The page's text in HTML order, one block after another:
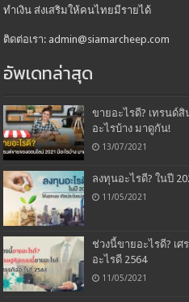
ทำเงิน ส่งเสริมให้คนไทยมีรายได้
ติดต่อเรา: admin@siamarcheep.com
อัพเดทล่าสุด
ขายอะไรดี? เทรนด์
อะไรบ้าง มาดูกัน!
13/07/2021
ลงทุนอะไรดี? ในปี
11/05/2021
ช่วงนี้ขายอะไรดี? เ
อะไรดี 2564
11/05/2021